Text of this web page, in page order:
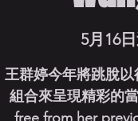
5月16
王群婷今年將跳脫
組合來呈現精彩的